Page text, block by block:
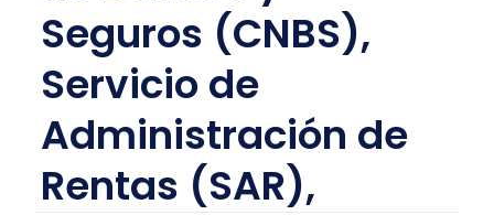
Seguros (CNBS),
Servicio de
Administración de
Rentas (SAR),